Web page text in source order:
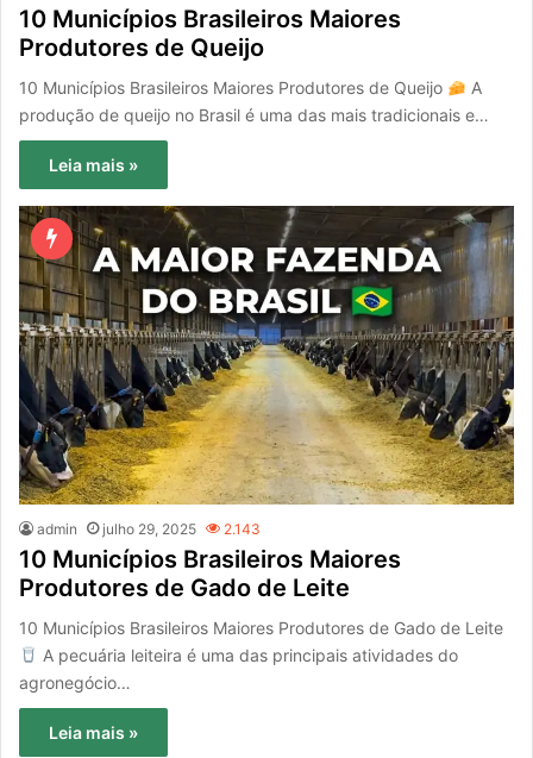
10 Municípios Brasileiros Maiores
Produtores de Queijo
10 Municípios Brasileiros Maiores Produtores de Queijo
A
produção de queijo no Brasil é uma das mais tradicionais e…
Leia mais »
admin julho 29, 2025 2.143
10 Municípios Brasileiros Maiores
Produtores de Gado de Leite
10 Municípios Brasileiros Maiores Produtores de Gado de Leite
A pecuária leiteira é uma das principais atividades do
agronegócio…
Leia mais »